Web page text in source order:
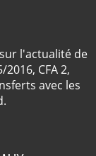
l'actualité de
CFA 2,
avec les